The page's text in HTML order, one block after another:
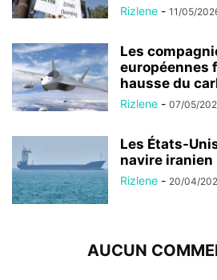
Rizlene - 11/05/
Les
européennes
hausse du
Rizlene - 07/05/
Les États-
navire iranien
Rizlene - 20/04/
AUCUN